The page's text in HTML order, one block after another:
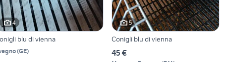
4
blu di vienna
(GE)
5
Conigli blu di vienna
45 €